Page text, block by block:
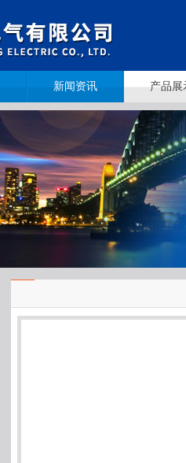
新闻资讯 产品展